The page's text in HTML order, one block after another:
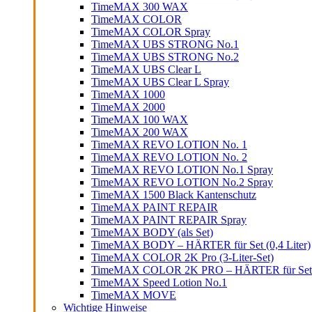
TimeMAX 300 WAX
TimeMAX COLOR
TimeMAX COLOR Spray
TimeMAX UBS STRONG No.1
TimeMAX UBS STRONG No.2
TimeMAX UBS Clear L
TimeMAX UBS Clear L Spray
TimeMAX 1000
TimeMAX 2000
TimeMAX 100 WAX
TimeMAX 200 WAX
TimeMAX REVO LOTION No. 1
TimeMAX REVO LOTION No. 2
TimeMAX REVO LOTION No.1 Spray
TimeMAX REVO LOTION No.2 Spray
TimeMAX 1500 Black Kantenschutz
TimeMAX PAINT REPAIR
TimeMAX PAINT REPAIR Spray
TimeMAX BODY (als Set)
TimeMAX BODY – HÄRTER für Set (0,4 Liter)
TimeMAX COLOR 2K Pro (3-Liter-Set)
TimeMAX COLOR 2K PRO – HÄRTER für
TimeMAX Speed Lotion No.1
TimeMAX MOVE
Wichtige Hinweise